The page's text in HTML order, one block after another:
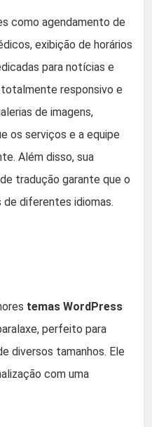
como agendamento de
exibição de horários
para notícias e
responsivo e
de imagens,
os serviços e a equipe
Além disso, sua
tradução garante que o
diferentes idiomas.
temas WordPress
perfeito para
diversos tamanhos. Ele
com uma